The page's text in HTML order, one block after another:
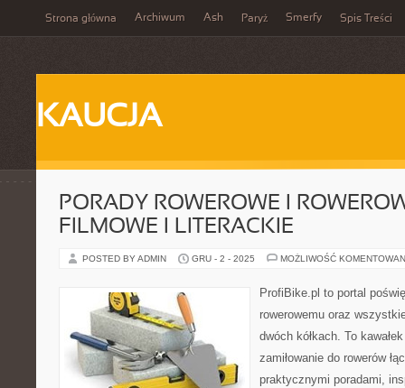
Strona główna Archiwum Ash Paryż Smerfy Spis Treści
KAUCJA
PORADY ROWEROWE I
FILMOWE I LITERACKIE
POSTED BY ADMIN GRU - 2 - 2025 MOŻLIWOŚĆ
ProfiBike.pl to portal
rowerowemu oraz
dwóch kółkach. To
zamiłowanie do rowerów
praktycznymi poradami,